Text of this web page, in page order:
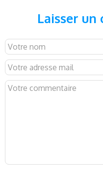
Laisser